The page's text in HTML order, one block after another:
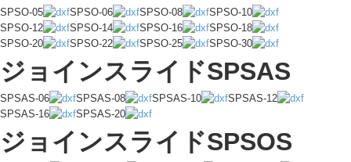
SPSO-05 SPSO-06 SPSO-08
SPSO-10
SPSO-12
SPSO-14 SPSO-16
SPSO-18
SPSO-20
SPSO-22 SPSO-25 SPSO-30
ジョインスライドSPSAS
SPSAS-06 SPSAS-08 SPSAS-10
SPSAS-12
SPSAS-16
SPSAS-20
ジョインスライドSPSOS